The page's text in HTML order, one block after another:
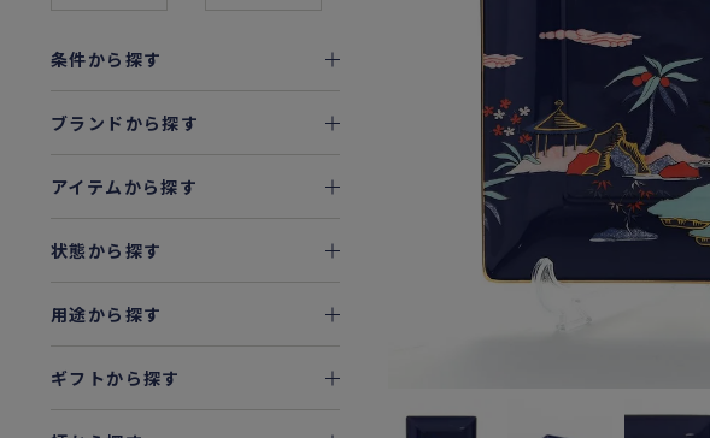
条件から探す
ブランドから探す
アイテムから探す
状態から探す
用途から探す
ギフトから探す